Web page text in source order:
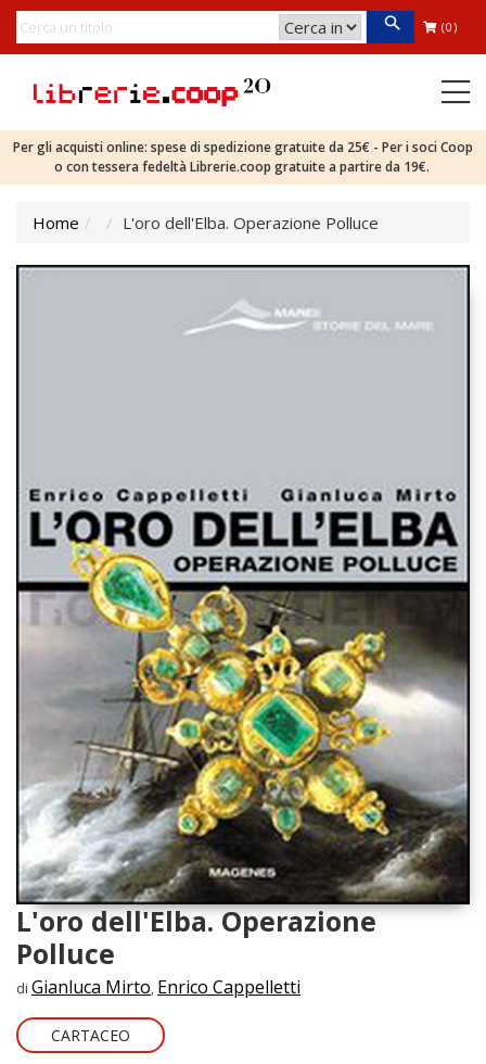
(0)
Per gli acquisti online: spese di spedizione gratuite da 25€ - Per i soci Coop
o con tessera fedeltà Librerie.coop gratuite a partire da 19€.
Home L'oro dell'Elba. Operazione Polluce
L'oro dell'Elba. Operazione
Polluce
di Gianluca Mirto, Enrico Cappelletti
CARTACEO